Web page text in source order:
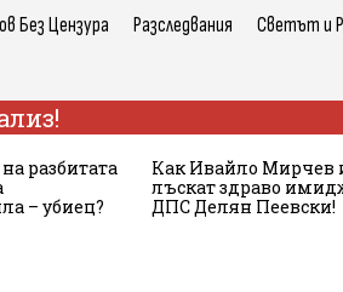
Без Цензура Разследвания Светът и
разбитата
– убиец?
Как Ивайло Мирчев
лъскат здраво
ДПС Делян Пеевски!